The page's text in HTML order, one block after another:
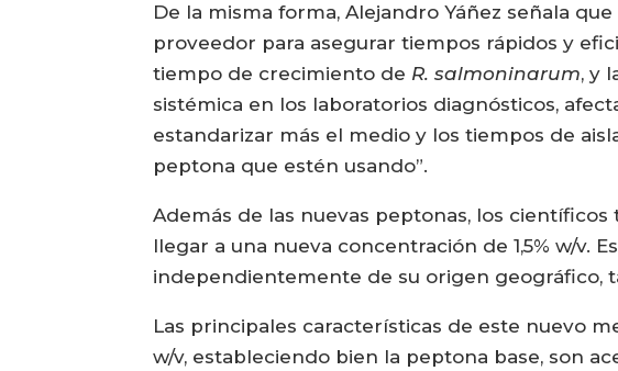
De la misma forma, Alejandro Yáñez señala
proveedor para asegurar tiempos rápidos y
tiempo de crecimiento de R. salmoninarum, y
sistémica en los laboratorios diagnósticos,
estandarizar más el medio y los tiempos de
peptona que estén usando”.
Además de las nuevas peptonas, los
llegar a una nueva concentración de 1,5% w/v.
independientemente de su origen geográfico,
Las principales características de este nuevo
w/v, estableciendo bien la peptona base, son